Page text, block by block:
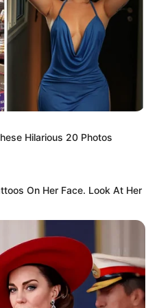
Hilarious 20 Photos
On Her Face. Look At Her